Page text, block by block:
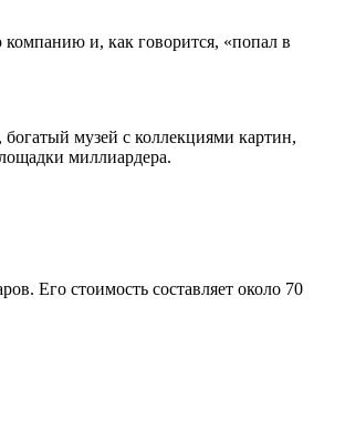
и, как говорится, «попал в
музей с коллекциями картин,
миллиардера.
Его стоимость составляет около 70